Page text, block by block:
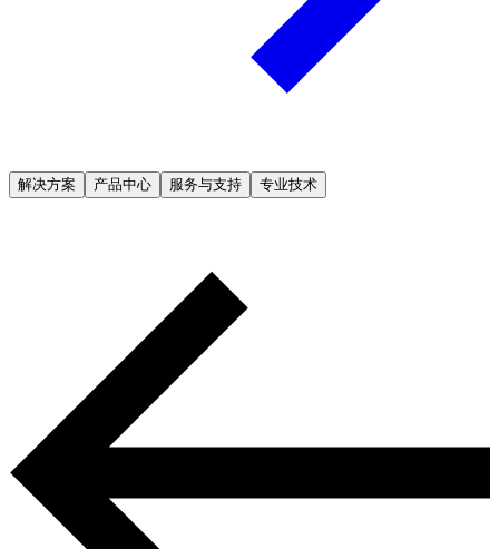
解决方案 产品中心 服务与支持 专业技术